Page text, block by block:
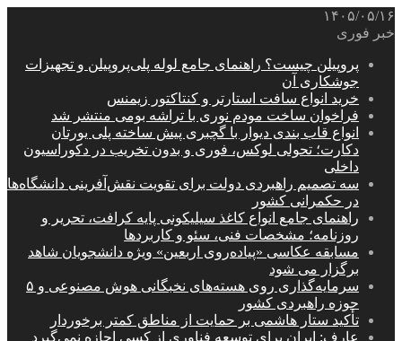
۱۴۰۵/۰۵/۱۶
خبر فوری
پروپیلن چیست؟ راهنمای جامع لوله پلی‌پروپیلن و تجهیزات
جوشکاری آن
خرید انواع سافت استارتر و کنتاکتور زیمنس
فراخوان ساخت مودم نوری با تراشه بومی منتشر شد
انواع قاب بندی دیوار با گچبری پیش ساخته پلی یورتان
دکارت؛ تحولی لوکس، فوری و بدون تخریب در دکوراسیون
داخلی
سه تصمیم راهبردی دولت برای تقویت نقش‌آفرینی دانشگاه‌ها
در حکمرانی کشور
راهنمای جامع انواع کاغذ سیلیکونی پایه کرافت، تحریر و
روزنامه؛ مشخصات فنی، سئو و کاربردها
مسابقه عکاسی «پیاده‌روی اربعین» ویژه دانشجویان شاهد
برگزار می شود
سرمایه‌گذاری روی هسته‌های نخبگانی هوش مصنوعی و ۵
حوزه راهبردی کشور
تأکید ستار هاشمی بر حمایت از مناطق کمتر برخوردار
عارف: ایران برای توسعه فناوری از کسی اجازه نمی‌گیرد